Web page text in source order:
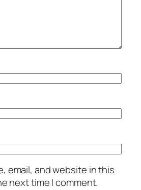
email, and website in this
next time I comment.